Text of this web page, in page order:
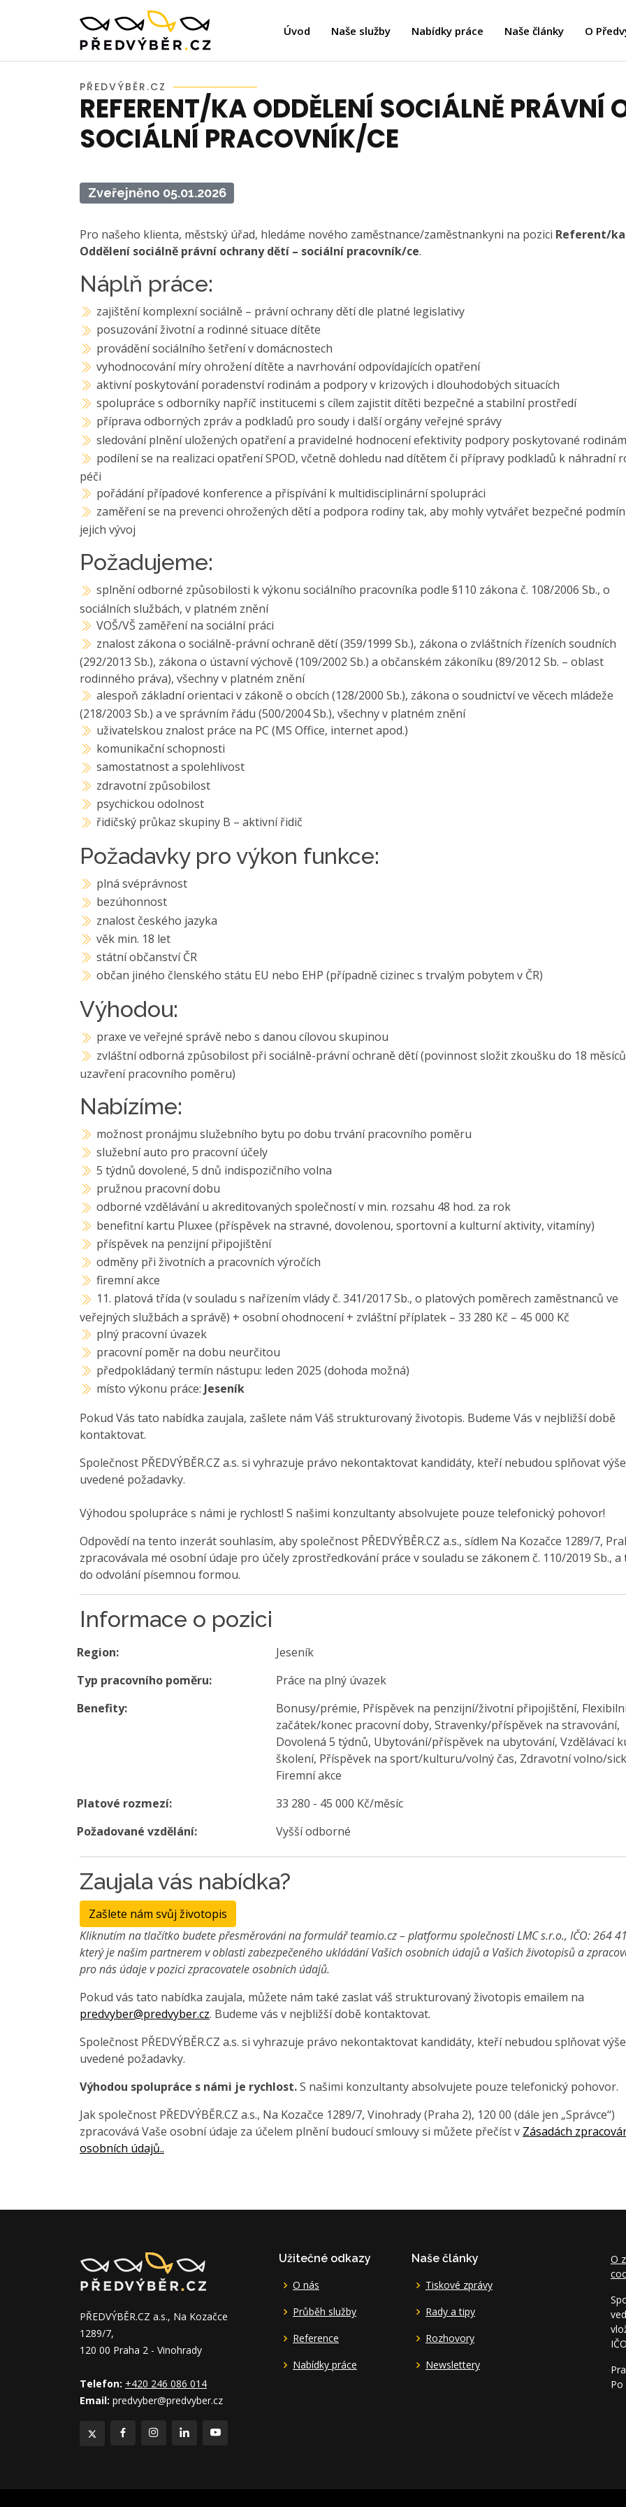
Úvod Naše služby Nabídky práce Naše články O
PŘEDVÝBĚR.CZ
REFERENT/KA ODDĚLENÍ SOCIÁLNĚ PRÁVNÍ
SOCIÁLNÍ PRACOVNÍK/CE
Zveřejněno 05.01.2026
Pro našeho klienta, městský úřad, hledáme nového zaměstnance/zaměstnankyni na pozici Referent/ka
Oddělení sociálně právní ochrany dětí – sociální pracovník/ce.
Náplň práce:
zajištění komplexní sociálně – právní ochrany dětí dle platné legislativy
posuzování životní a rodinné situace dítěte
provádění sociálního šetření v domácnostech
vyhodnocování míry ohrožení dítěte a navrhování odpovídajících opatření
aktivní poskytování poradenství rodinám a podpory v krizových i dlouhodobých situacích
spolupráce s odborníky napříč institucemi s cílem zajistit dítěti bezpečné a stabilní prostředí
příprava odborných zpráv a podkladů pro soudy i další orgány veřejné správy
sledování plnění uložených opatření a pravidelné hodnocení efektivity podpory poskytované
podílení se na realizaci opatření SPOD, včetně dohledu nad dítětem či přípravy podkladů k náhradní
péči
pořádání případové konference a přispívání k multidisciplinární spolupráci
zaměření se na prevenci ohrožených dětí a podpora rodiny tak, aby mohly vytvářet bezpečné
jejich vývoj
Požadujeme:
splnění odborné způsobilosti k výkonu sociálního pracovníka podle §110 zákona č. 108/2006 Sb., o
sociálních službách, v platném znění
VOŠ/VŠ zaměření na sociální práci
znalost zákona o sociálně-právní ochraně dětí (359/1999 Sb.), zákona o zvláštních řízeních soudních
(292/2013 Sb.), zákona o ústavní výchově (109/2002 Sb.) a občanském zákoníku (89/2012 Sb. – oblast
rodinného práva), všechny v platném znění
alespoň základní orientaci v zákoně o obcích (128/2000 Sb.), zákona o soudnictví ve věcech mládeže
(218/2003 Sb.) a ve správním řádu (500/2004 Sb.), všechny v platném znění
uživatelskou znalost práce na PC (MS Office, internet apod.)
komunikační schopnosti
samostatnost a spolehlivost
zdravotní způsobilost
psychickou odolnost
řidičský průkaz skupiny B – aktivní řidič
Požadavky pro výkon funkce:
plná svéprávnost
bezúhonnost
znalost českého jazyka
věk min. 18 let
státní občanství ČR
občan jiného členského státu EU nebo EHP (případně cizinec s trvalým pobytem v ČR)
Výhodou:
praxe ve veřejné správě nebo s danou cílovou skupinou
zvláštní odborná způsobilost při sociálně-právní ochraně dětí (povinnost složit zkoušku do 18
uzavření pracovního poměru)
Nabízíme:
možnost pronájmu služebního bytu po dobu trvání pracovního poměru
služební auto pro pracovní účely
5 týdnů dovolené, 5 dnů indispozičního volna
pružnou pracovní dobu
odborné vzdělávání u akreditovaných společností v min. rozsahu 48 hod. za rok
benefitní kartu Pluxee (příspěvek na stravné, dovolenou, sportovní a kulturní aktivity, vitamíny)
příspěvek na penzijní připojištění
odměny při životních a pracovních výročích
firemní akce
11. platová třída (v souladu s nařízením vlády č. 341/2017 Sb., o platových poměrech zaměstnanců ve
veřejných službách a správě) + osobní ohodnocení + zvláštní příplatek – 33 280 Kč – 45 000 Kč
plný pracovní úvazek
pracovní poměr na dobu neurčitou
předpokládaný termín nástupu: leden 2025 (dohoda možná)
místo výkonu práce: Jeseník
Pokud Vás tato nabídka zaujala, zašlete nám Váš strukturovaný životopis. Budeme Vás v nejbližší době
kontaktovat.
Společnost PŘEDVÝBĚR.CZ a.s. si vyhrazuje právo nekontaktovat kandidáty, kteří nebudou splňovat výše
uvedené požadavky.
Výhodou spolupráce s námi je rychlost! S našimi konzultanty absolvujete pouze telefonický pohovor!
Odpovědí na tento inzerát souhlasím, aby společnost PŘEDVÝBĚR.CZ a.s., sídlem Na Kozačce 1289/7,
zpracovávala mé osobní údaje pro účely zprostředkování práce v souladu se zákonem č. 110/2019 Sb., a
do odvolání písemnou formou.
Informace o pozici
Region:
Jeseník
Typ pracovního poměru:
Práce na plný úvazek
Benefity:
Bonusy/prémie, Příspěvek na penzijní/životní připojištění,
začátek/konec pracovní doby, Stravenky/příspěvek na stravování,
Dovolená 5 týdnů, Ubytování/příspěvek na ubytování, Vzdělávací
školení, Příspěvek na sport/kulturu/volný čas, Zdravotní volno/
Firemní akce
Platové rozmezí:
33 280 - 45 000 Kč/měsíc
Požadované vzdělání:
Vyšší odborné
Zaujala vás nabídka?
Zašlete nám svůj životopis
Kliknutím na tlačítko budete přesměrováni na formulář teamio.cz – platformu společnosti LMC s.r.o., IČO: 264
který je našim partnerem v oblasti zabezpečeného ukládání Vašich osobních údajů a Vašich životopisů a
pro nás údaje v pozici zpracovatele osobních údajů.
Pokud vás tato nabídka zaujala, můžete nám také zaslat váš strukturovaný životopis emailem na
predvyber@predvyber.cz. Budeme vás v nejbližší době kontaktovat.
Společnost PŘEDVÝBĚR.CZ a.s. si vyhrazuje právo nekontaktovat kandidáty, kteří nebudou splňovat výše
uvedené požadavky.
Výhodou spolupráce s námi je rychlost.S našimi konzultanty absolvujete pouze telefonický pohovor.
Jak společnost PŘEDVÝBĚR.CZ a.s., Na Kozačce 1289/7, Vinohrady (Praha 2), 120 00 (dále jen „Správce“)
zpracovává Vaše osobní údaje za účelem plnění budoucí smlouvy si můžete přečíst v Zásadách
osobních údajů..
PŘEDVÝBĚR.CZ a.s., Na Kozačce
1289/7,
120 00 Praha 2 - Vinohrady
Telefon: +420 246 086 014
Email: predvyber@predvyber.cz
Užitečné odkazy
O nás
Průběh služby
Reference
Nabídky práce
Naše články
Tiskové zprávy
Rady a tipy
Rozhovory
Newslettery
O
Po